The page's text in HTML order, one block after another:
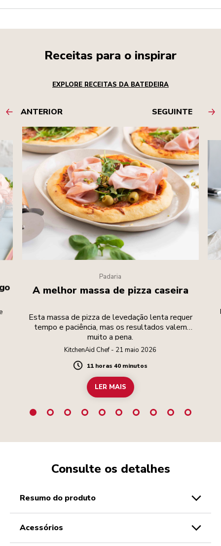
Receitas para o inspirar
EXPLORE RECEITAS DA BATEDEIRA
ANTERIOR SEGUINTE
Padaria
A melhor massa de pizza caseira
Esta massa de pizza de levedação lenta requer
tempo e paciência, mas os resultados valem
muito a pena.
KitchenAid Chef - 21 maio 2026
Duration
11 horas 40 minutos
LER MAIS
Consulte os detalhes
resumo do produto
acessórios